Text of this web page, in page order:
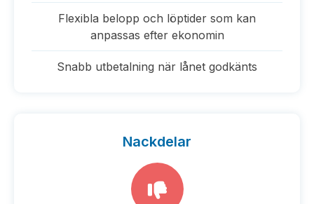
Flexibla belopp och löptider som kan
anpassas efter ekonomin
Snabb utbetalning när lånet godkänts
Nackdelar